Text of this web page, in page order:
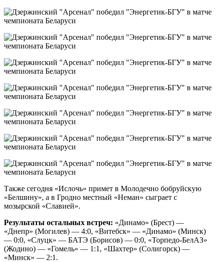
Также сегодня «Ислочь» примет в Молодечно бобруйскую
«Белшину», а в Гродно местный «Неман» сыграет с
мозырской «Славией».
Результаты остальных встреч: «Динамо» (Брест) —
«Днепр» (Могилев) — 4:0, «Витебск» — «Динамо» (Минск)
— 0:0, «Слуцк» — БАТЭ (Борисов) — 0:0, «Торпедо-БелАЗ»
(Жодино) — «Гомель» — 1:1, «Шахтер» (Солигорск) —
«Минск» — 2:1.